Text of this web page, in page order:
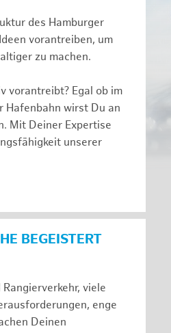
des Hamburger
vorantreiben, um
zu machen.
vorantreibt? Egal ob im
Hafenbahn wirst Du an
Mit Deiner Expertise
unserer
BEGEISTERT
viele
enge
Deinen